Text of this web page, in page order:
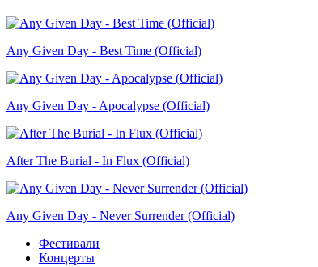
Any Given Day - Best Time (Official)
Any Given Day - Apocalypse (Official)
After The Burial - In Flux (Official)
Any Given Day - Never Surrender (Official)
Фестивали
Концерты